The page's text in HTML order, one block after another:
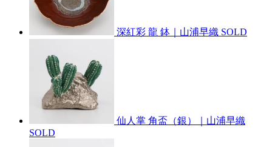
深紅彩 龍 鉢｜山浦早織 SOLD
仙人掌 角盃（銀）｜山浦早織
SOLD